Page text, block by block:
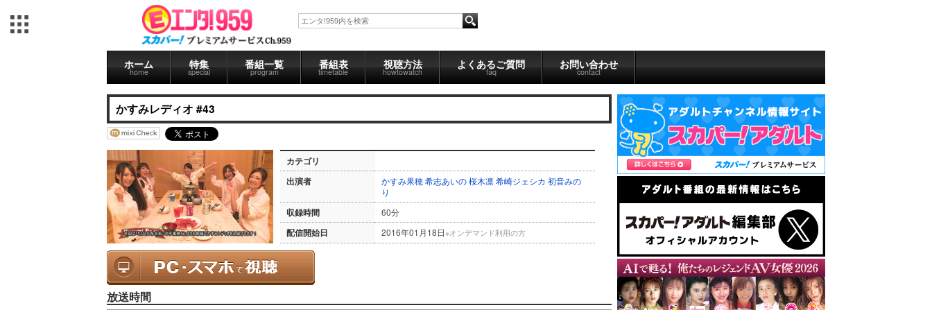
ホーム
home
特集
special
番組一覧
program
番組表
timetable
視聴方法
howtowatch
よくあるご質問
faq
お問い合わせ
contact
かすみレディオ #43
カテゴリ
出演者
かすみ果穂希志あいの桜木凛希崎ジェシカ 初音みの
り
収録時間 60分
配信開始日 2016年01月18日※オンデマンド利用の方
放送時間